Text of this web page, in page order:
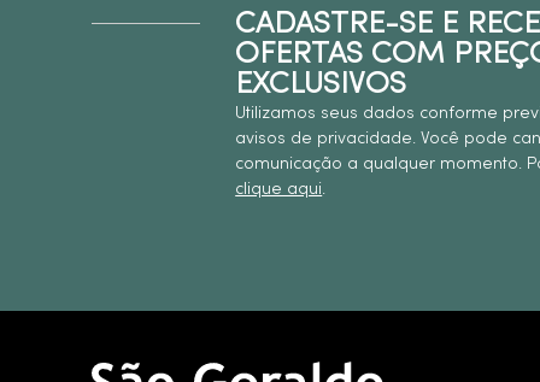
CADASTRE-SE E
OFERTAS COM
EXCLUSIVOS
Utilizamos seus dados conforme
avisos de privacidade. Você pode
comunicação a qualquer momento.
clique aqui